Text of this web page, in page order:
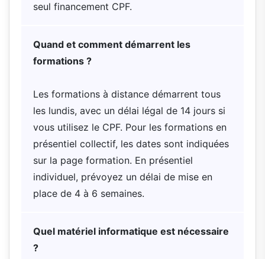
seul financement CPF.
Quand et comment démarrent les
formations ?
Les formations à distance démarrent tous
les lundis, avec un délai légal de 14 jours si
vous utilisez le CPF. Pour les formations en
présentiel collectif, les dates sont indiquées
sur la page formation. En présentiel
individuel, prévoyez un délai de mise en
place de 4 à 6 semaines.
Quel matériel informatique est nécessaire
?